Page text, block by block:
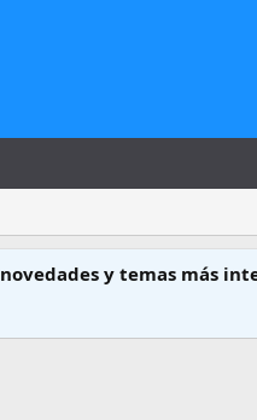
novedades y temas más